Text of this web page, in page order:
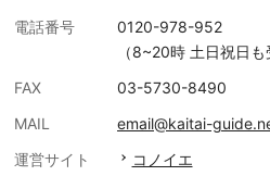
電話番号
0120-978-952
（8~20時 土日祝日も
FAX
03-5730-8490
MAIL
email@kaitai-
運営サイト
コノイエ